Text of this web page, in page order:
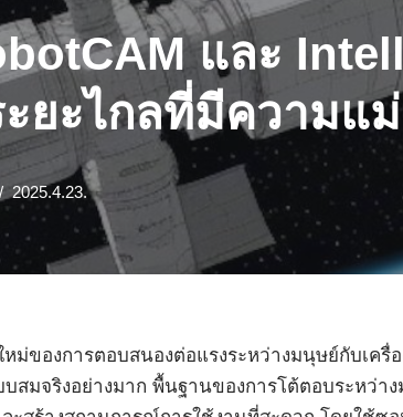
และ
ยะไกลที่มีความแ
2025.4.23.
ม่ของการตอบสนองต่อแรงระหว่างมนุษย์กับเครื่
บสมจริงอย่างมาก พื้นฐานของการโต้ตอบระหว่า